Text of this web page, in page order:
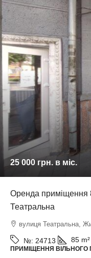
25 000 грн.в міс.
Оренда приміщення
Театральна
вулиця Театральна,
№: 24713 85 m²
ПРИМІЩЕННЯ ВІЛЬНОГО